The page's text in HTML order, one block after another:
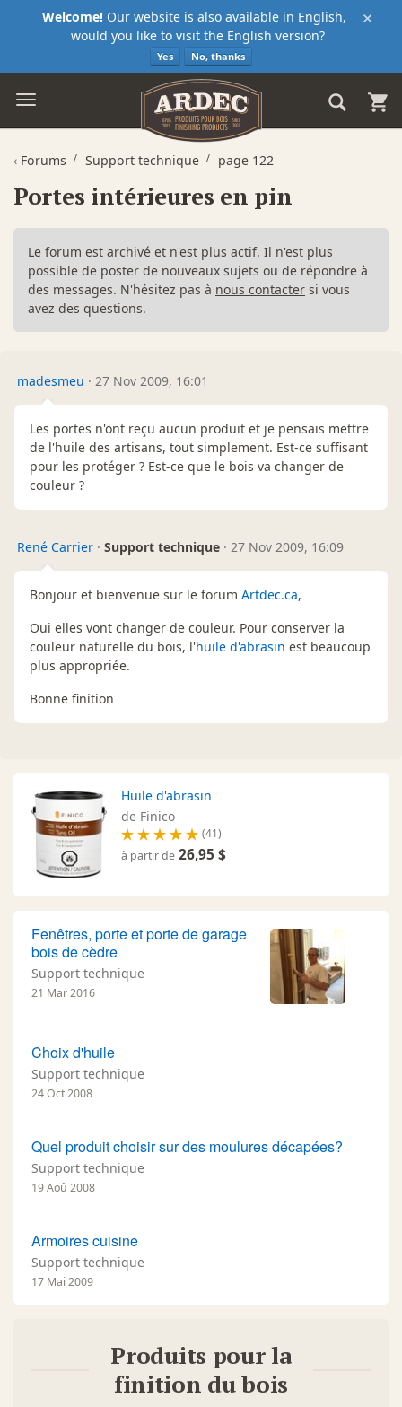
×
Welcome! Our website is also available in English,
would you like to visit the English version?
Yes No, thanks
‹ Forums Support technique page 122
Portes intérieures en pin
Le forum est archivé et n'est plus actif. Il n'est plus
possible de poster de nouveaux sujets ou de répondre à
des messages. N'hésitez pas à nous contacter si vous
avez des questions.
madesmeu · 27 Nov 2009, 16:01
Les portes n'ont reçu aucun produit et je pensais mettre
de l'huile des artisans, tout simplement. Est-ce suffisant
pour les protéger ? Est-ce que le bois va changer de
couleur ?
René Carrier · Support technique · 27 Nov 2009, 16:09
Bonjour et bienvenue sur le forum Artdec.ca,
Oui elles vont changer de couleur. Pour conserver la
couleur naturelle du bois, l'huile d'abrasin est beaucoup
plus appropriée.
Bonne finition
Huile d'abrasin
de Finico
(41)
à partir de 26,95 $
Fenêtres, porte et porte de garage
bois de cèdre
Support technique
21 Mar 2016
Choix d'huile
Support technique
24 Oct 2008
Quel produit choisir sur des moulures décapées?
Support technique
19 Aoû 2008
Armoires cuisine
Support technique
17 Mai 2009
Produits pour la
finition du bois